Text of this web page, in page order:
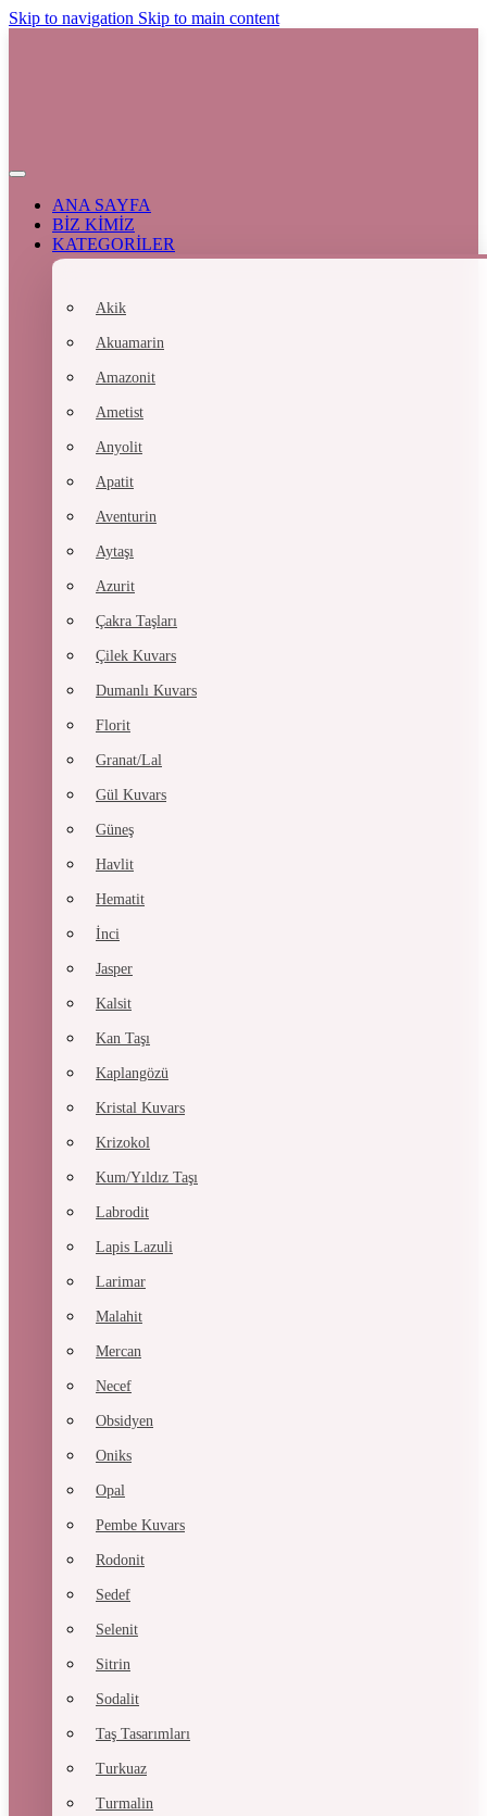
Skip to navigation Skip to main content
ANA SAYFA
BİZ KİMİZ
KATEGORİLER
Akik
Akuamarin
Amazonit
Ametist
Anyolit
Apatit
Aventurin
Aytaşı
Azurit
Çakra Taşları
Çilek Kuvars
Dumanlı Kuvars
Florit
Granat/Lal
Gül Kuvars
Güneş
Havlit
Hematit
İnci
Jasper
Kalsit
Kan Taşı
Kaplangözü
Kristal Kuvars
Krizokol
Kum/Yıldız Taşı
Labrodit
Lapis Lazuli
Larimar
Malahit
Mercan
Necef
Obsidyen
Oniks
Opal
Pembe Kuvars
Rodonit
Sedef
Selenit
Sitrin
Sodalit
Taş Tasarımları
Turkuaz
Turmalin